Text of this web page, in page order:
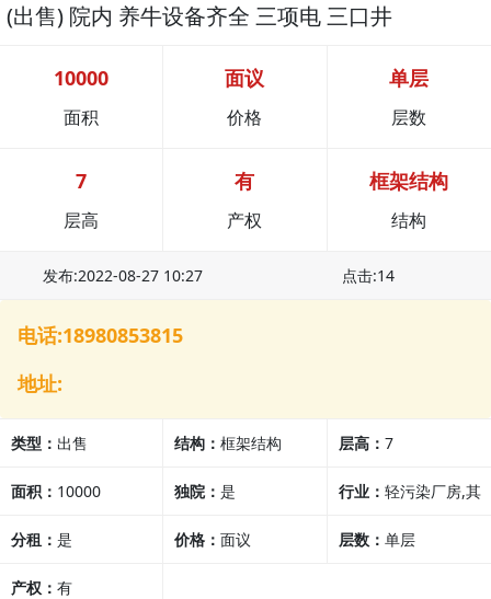
(出售) 院内 养牛设备齐全 三项电 三口井
10000
面积
面议
价格
单层
层数
7
层高
有
产权
框架结构
结构
发布:2022-08-27 10:27 点击:14
电话:18980853815
地址:
类型： 出售 结构：框架结构 层高： 7
面积： 10000 独院：是 行业： 轻污染厂房,其
他行业
分租： 是 价格：面议 层数： 单层
产权： 有